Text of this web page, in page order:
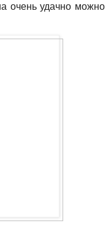
очень удачно можно